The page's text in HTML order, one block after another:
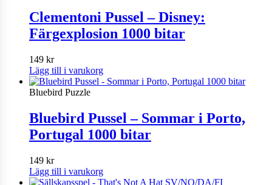
Clementoni Pussel – Disney:
Färgexplosion 1000 bitar
149 kr
Lägg till i varukorg
Bluebird Puzzle
Bluebird Pussel – Sommar i Porto,
Portugal 1000 bitar
149 kr
Lägg till i varukorg